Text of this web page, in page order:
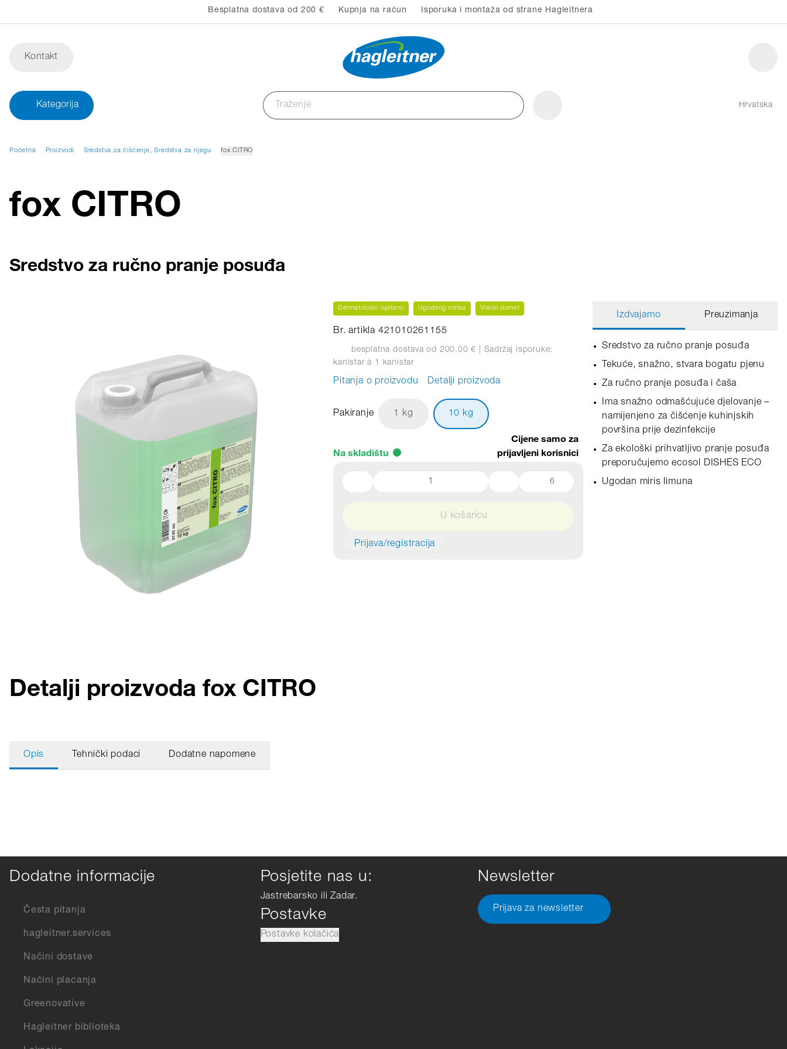
Besplatna dostava od 200 € Kupnja na račun Isporuka i montaža od strane Hagleitnera
Kontakt
Kategorija Hrvatska
Početna Proizvodi Sredstva za čišćenje, Sredstva za njegu fox CITRO
fox CITRO
Sredstvo za ručno pranje posuđa
Dermatološki ispitano Ugodnog mirisa Visoki domet
Br. artikla 421010261155
besplatna dostava od 200,00 € | Sadržaj isporuke:
kanistarà 1 kanistar
Pitanja o proizvodu Detalji proizvoda
Pakiranje 1 kg 10 kg
Na skladištu
Cijene samo za
prijavljeni korisnici
6
U košaricu
Prijava/registracija
Izdvajamo Preuzimanja
Sredstvo za ručno pranje posuđa
Tekuće, snažno, stvara bogatu pjenu
Za ručno pranje posuđa i čaša
Ima snažno odmašćujuće djelovanje –
namijenjeno za čišćenje kuhinjskih
površina prije dezinfekcije
Za ekološki prihvatljivo pranje posuđa
preporučujemo ecosol DISHES ECO
Ugodan miris limuna
Detalji proizvoda fox CITRO
Opis Tehnički podaci Dodatne napomene
Dodatne informacije
Česta pitanja
hagleitner.services
Načini dostave
Načini placanja
Greenovative
Hagleitner biblioteka
Posjetite nas u:
Jastrebarsko ili Zadar.
Postavke
Postavke kolačića
Newsletter
Prijava za newsletter